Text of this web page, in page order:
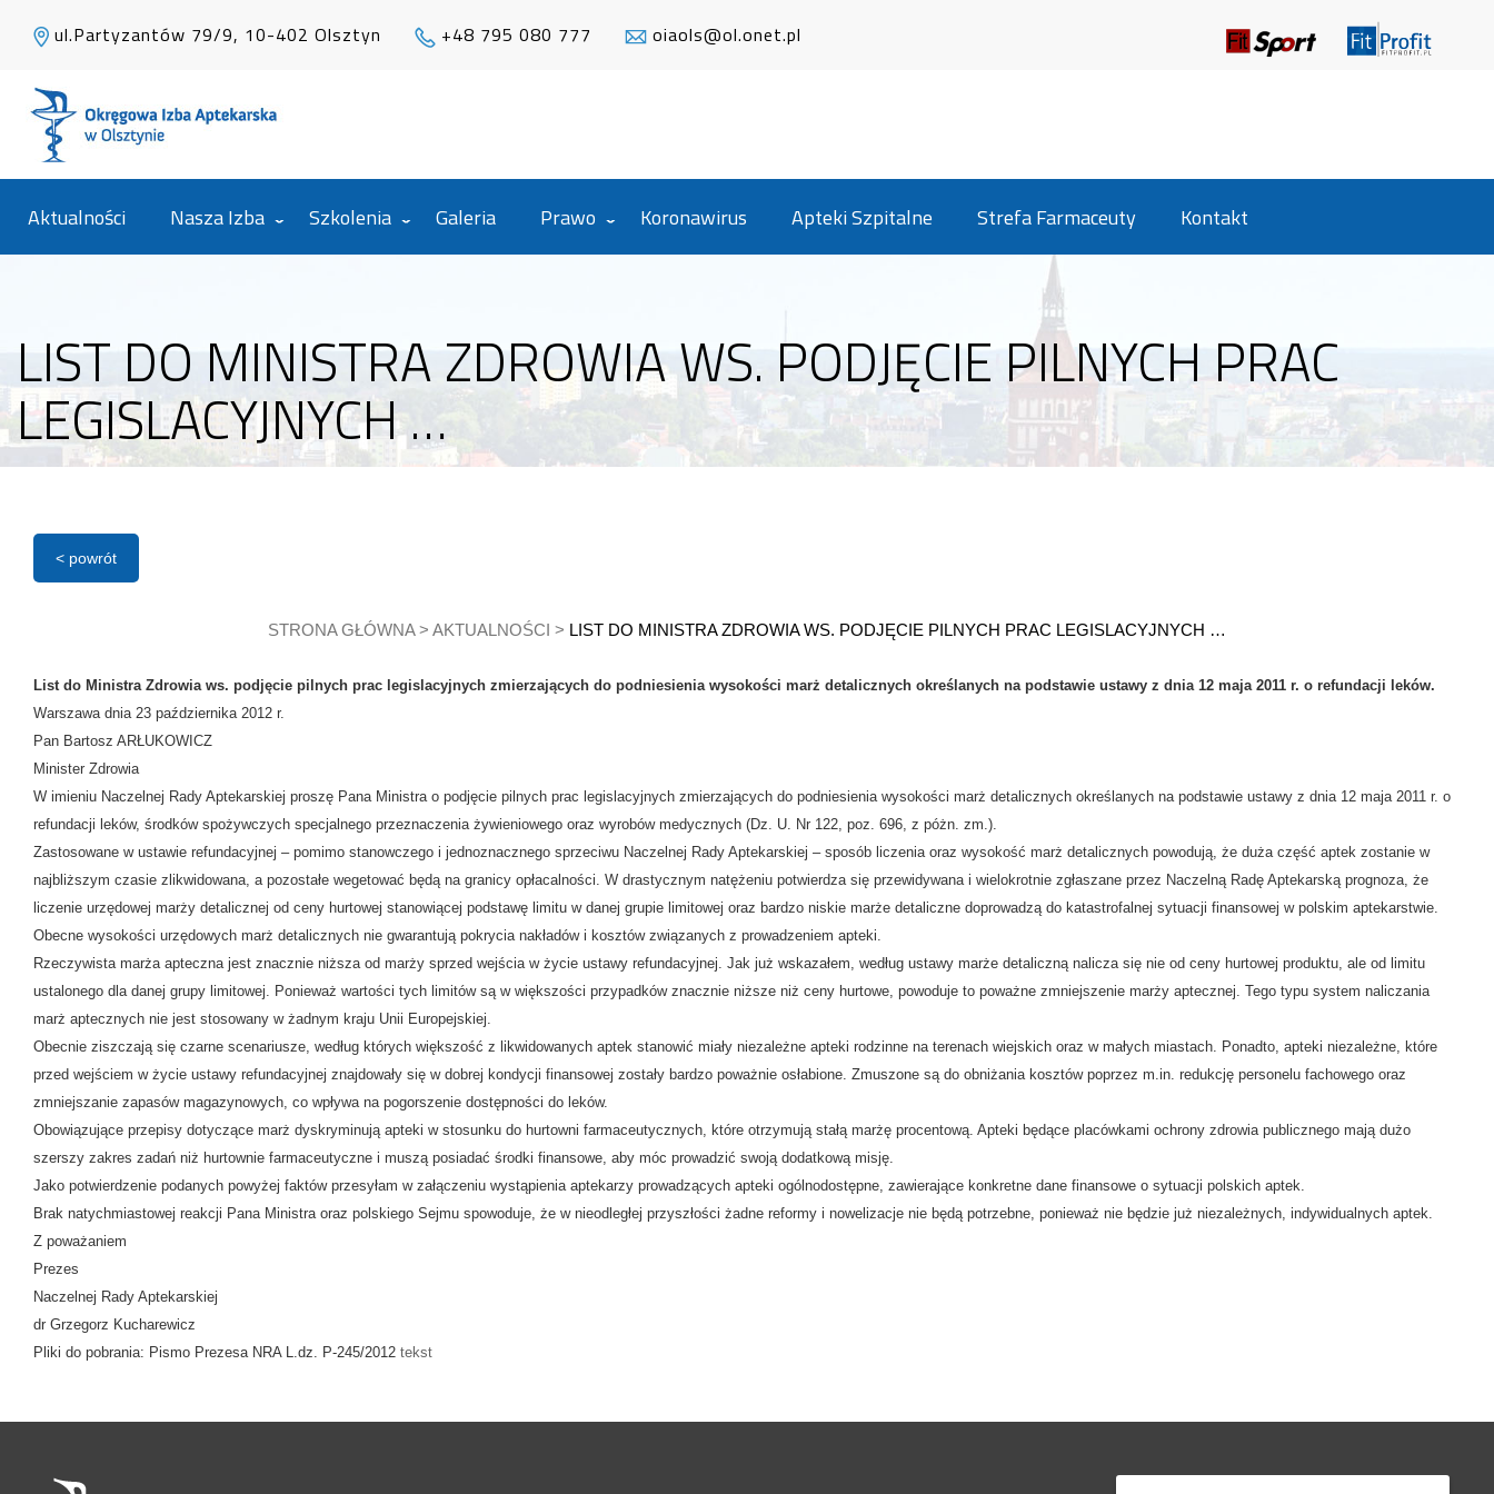
ul.Partyzantów 79/9, 10-402 Olsztyn +48 795 080 777 oiaols@ol.onet.pl
Aktualności Nasza Izba Szkolenia Galeria Prawo Koronawirus Apteki Szpitalne Strefa Farmaceuty Kontakt
LIST DO MINISTRA ZDROWIA WS. PODJĘCIE PILNYCH PRAC
LEGISLACYJNYCH …
< powrót
STRONA GŁÓWNA> AKTUALNOŚCI > LIST DO MINISTRA ZDROWIA WS. PODJĘCIE PILNYCH PRAC LEGISLACYJNYCH …
List do Ministra Zdrowia ws. podjęcie pilnych prac legislacyjnych zmierzających do podniesienia wysokości marż detalicznych określanych na podstawie ustawy z dnia 12 maja 2011 r. o refundacji leków.
Warszawa dnia 23 października 2012 r.
Pan Bartosz ARŁUKOWICZ
Minister Zdrowia
W imieniu Naczelnej Rady Aptekarskiej proszę Pana Ministra o podjęcie pilnych prac legislacyjnych zmierzających do podniesienia wysokości marż detalicznych określanych na podstawie ustawy z dnia 12 maja 2011 r. o
refundacji leków, środków spożywczych specjalnego przeznaczenia żywieniowego oraz wyrobów medycznych (Dz. U. Nr 122, poz. 696, z póżn. zm.).
Zastosowane w ustawie refundacyjnej – pomimo stanowczego i jednoznacznego sprzeciwu Naczelnej Rady Aptekarskiej – sposób liczenia oraz wysokość marż detalicznych powodują, że duża część aptek zostanie w
najbliższym czasie zlikwidowana, a pozostałe wegetować będą na granicy opłacalności. W drastycznym natężeniu potwierdza się przewidywana i wielokrotnie zgłaszane przez Naczelną Radę Aptekarską prognoza, że
liczenie urzędowej marży detalicznej od ceny hurtowej stanowiącej podstawę limitu w danej grupie limitowej oraz bardzo niskie marże detaliczne doprowadzą do katastrofalnej sytuacji finansowej w polskim aptekarstwie.
Obecne wysokości urzędowych marż detalicznych nie gwarantują pokrycia nakładów i kosztów związanych z prowadzeniem apteki.
Rzeczywista marża apteczna jest znacznie niższa od marży sprzed wejścia w życie ustawy refundacyjnej. Jak już wskazałem, według ustawy marże detaliczną nalicza się nie od ceny hurtowej produktu, ale od limitu
ustalonego dla danej grupy limitowej. Ponieważ wartości tych limitów są w większości przypadków znacznie niższe niż ceny hurtowe, powoduje to poważne zmniejszenie marży aptecznej. Tego typu system naliczania
marż aptecznych nie jest stosowany w żadnym kraju Unii Europejskiej.
Obecnie ziszczają się czarne scenariusze, według których większość z likwidowanych aptek stanowić miały niezależne apteki rodzinne na terenach wiejskich oraz w małych miastach. Ponadto, apteki niezależne, które
przed wejściem w życie ustawy refundacyjnej znajdowały się w dobrej kondycji finansowej zostały bardzo poważnie osłabione. Zmuszone są do obniżania kosztów poprzez m.in. redukcję personelu fachowego oraz
zmniejszanie zapasów magazynowych, co wpływa na pogorszenie dostępności do leków.
Obowiązujące przepisy dotyczące marż dyskryminują apteki w stosunku do hurtowni farmaceutycznych, które otrzymują stałą marżę procentową. Apteki będące placówkami ochrony zdrowia publicznego mają dużo
szerszy zakres zadań niż hurtownie farmaceutyczne i muszą posiadać środki finansowe, aby móc prowadzić swoją dodatkową misję.
Jako potwierdzenie podanych powyżej faktów przesyłam w załączeniu wystąpienia aptekarzy prowadzących apteki ogólnodostępne, zawierające konkretne dane finansowe o sytuacji polskich aptek.
Brak natychmiastowej reakcji Pana Ministra oraz polskiego Sejmu spowoduje, że w nieodległej przyszłości żadne reformy i nowelizacje nie będą potrzebne, ponieważ nie będzie już niezależnych, indywidualnych aptek.
Z poważaniem
Prezes
Naczelnej Rady Aptekarskiej
dr Grzegorz Kucharewicz
Pliki do pobrania: Pismo Prezesa NRA L.dz. P-245/2012 tekst